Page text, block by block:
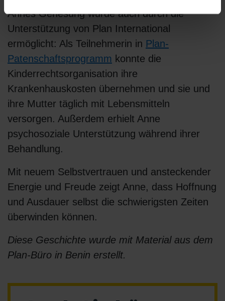
Annes Genesung wurde auch durch die
Unterstützung von Plan International
ermöglicht: Als Teilnehmerin in Plan-
Patenschaftsprogramm konnte die
Kinderrechtsorganisation ihre
Krankenhauskosten übernehmen und sie und
ihre Mutter täglich mit Lebensmitteln
versorgen. Außerdem erhielt Anne
psychosoziale Unterstützung während ihrer
Behandlung.
Mit neuem Selbstvertrauen und ansteckender
Energie und Freude zeigt Anne, dass Hoffnung
und Ausdauer selbst die schwierigsten Zeiten
überwinden können.
Diese Geschichte wurde mit Material aus dem
Plan-Büro in Benin erstellt.